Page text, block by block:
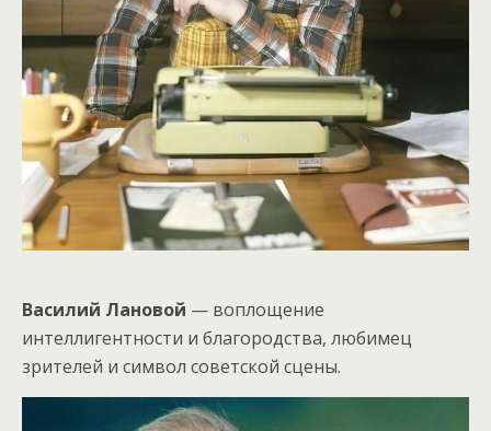
Василий Лановой — воплощение
интеллигентности и благородства, любимец
зрителей и символ советской сцены.